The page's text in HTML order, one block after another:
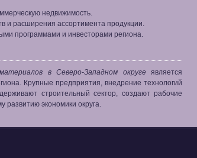
недвижимость.
и расширения ассортимента продукции.
программами и инвесторами региона.
в Северо-Западном округеявляется
Крупные предприятия, внедрение технологий
строительный сектор, создают рабочие
развитию экономики округа.